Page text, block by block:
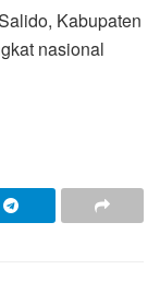
Kabupaten
nasional